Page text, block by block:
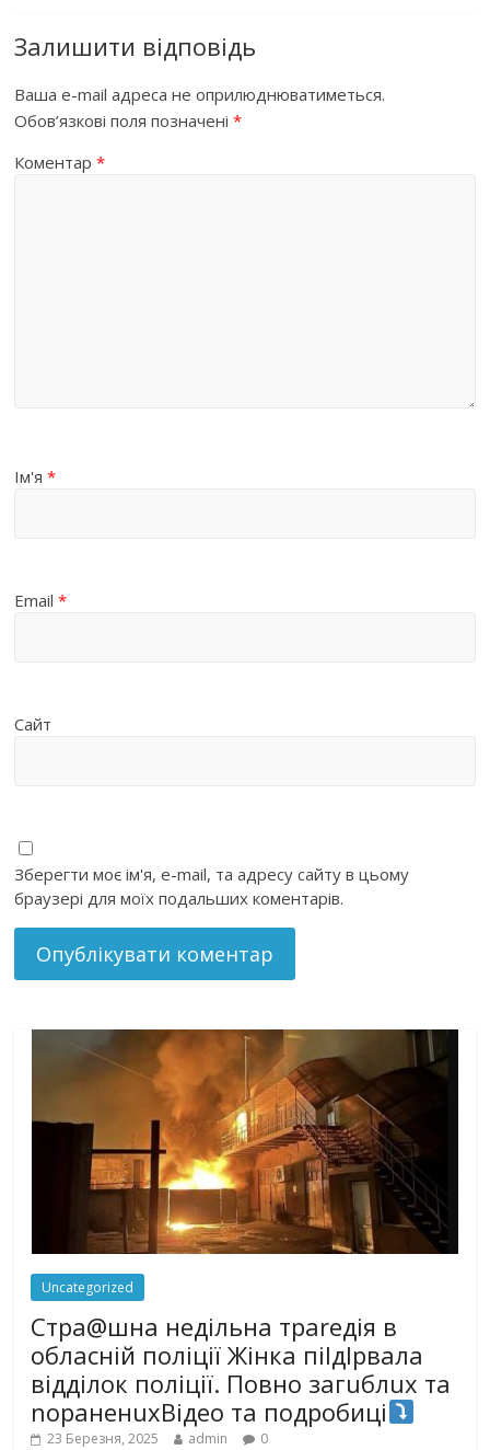
Залишити відповідь
Ваша e-mail адреса не оприлюднюватиметься.
Обов’язкові поля позначені*
Коментар*
Ім'я*
Email*
Сайт
Зберегти моє ім'я, e-mail, та адресу сайту в цьому
браузері для моїх подальших коментарів.
Uncategorized
Стра@шна недільна траrедія в
обласній поліції Жінка піlдlрвала
відділок поліції. Повно загuблuх та
nораненuхВідео та подробиці
23 Березня, 2025 admin 0